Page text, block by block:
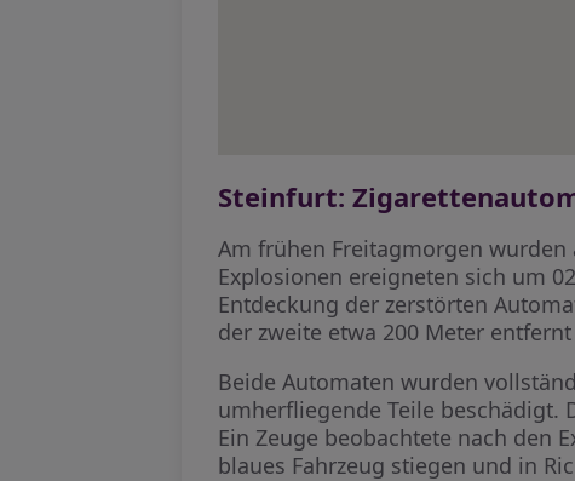
Steinfurt:
Am frühen Freitagmorgen
Explosionen ereigneten sich um
Entdeckung der zerstörten
der zweite etwa 200 Meter
Beide Automaten wurden
umherfliegende Teile beschädigt.
Ein Zeuge beobachtete nach den
blaues Fahrzeug stiegen und in